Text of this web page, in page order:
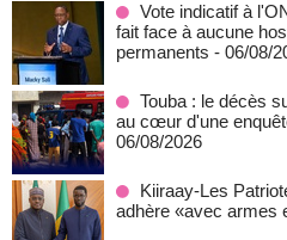
Vote indicatif à
fait face à aucune
permanents - 06/08/
Touba : le décès
au cœur d'une
06/08/2026
Kiiraay-Les
adhère «avec armes